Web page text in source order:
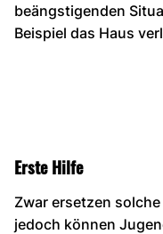
beängstigenden
Beispiel das Haus
Erste Hilfe
Zwar ersetzen
jedoch können